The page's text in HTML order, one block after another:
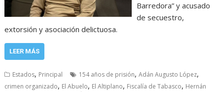
Barredora” y acusado
de secuestro,
extorsión y asociación delictuosa.
LEER MÁS
Estados, Principal 154 años de prisión,Adán Augusto López,
crimen organizado, El Abuelo, El Altiplano, Fiscalía de Tabasco, Hernán